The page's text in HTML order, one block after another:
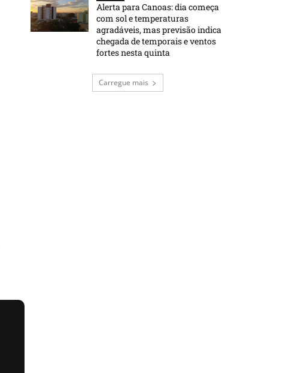
Alerta para Canoas: dia começa
com sol e temperaturas
agradáveis, mas previsão indica
chegada de temporais e ventos
fortes nesta quinta
Carregue mais